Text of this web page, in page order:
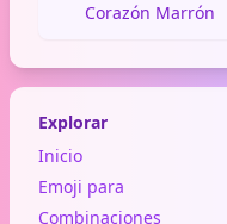
Corazón Marrón
Explorar
Inicio
Emoji para
Combinaciones